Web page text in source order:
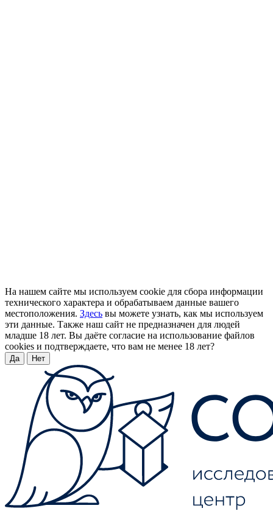
На нашем сайте мы используем cookie для сбора информации
технического характера и обрабатываем данные вашего
местоположения. Здесь вы можете узнать, как мы используем
эти данные. Также наш сайт не предназначен для людей
младше 18 лет. Вы даёте согласие на использование файлов
cookies и подтверждаете, что вам не менее 18 лет?
Да Нет